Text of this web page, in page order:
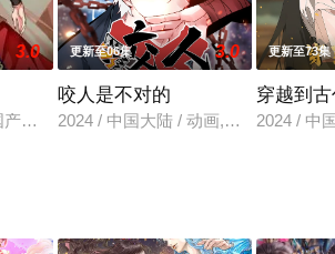
3.0
动漫
更新至06集 3.0
咬人是不对的
2024 / 中国大陆 / 动画,国产动漫
更新至73集
穿越到
2024 / 中